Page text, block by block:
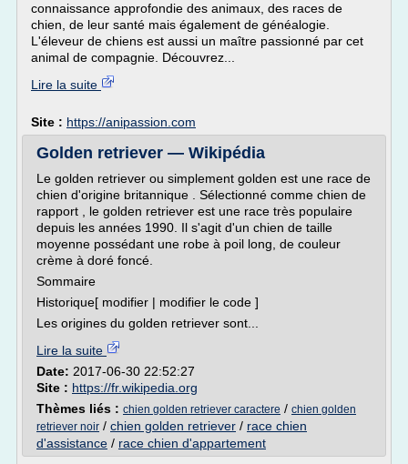
connaissance approfondie des animaux, des races de
chien, de leur santé mais également de généalogie.
L'éleveur de chiens est aussi un maître passionné par cet
animal de compagnie. Découvrez...
Lire la suite
Site : https://anipassion.com
Golden retriever — Wikipédia
Le golden retriever ou simplement golden est une race de
chien d'origine britannique . Sélectionné comme chien de
rapport , le golden retriever est une race très populaire
depuis les années 1990. Il s'agit d'un chien de taille
moyenne possédant une robe à poil long, de couleur
crème à doré foncé.
Sommaire
Historique[ modifier | modifier le code ]
Les origines du golden retriever sont...
Lire la suite
Date: 2017-06-30 22:52:27
Site : https://fr.wikipedia.org
Thèmes liés : chien golden retriever caractere / chien golden
retriever noir / chien golden retriever / race chien
d'assistance / race chien d'appartement